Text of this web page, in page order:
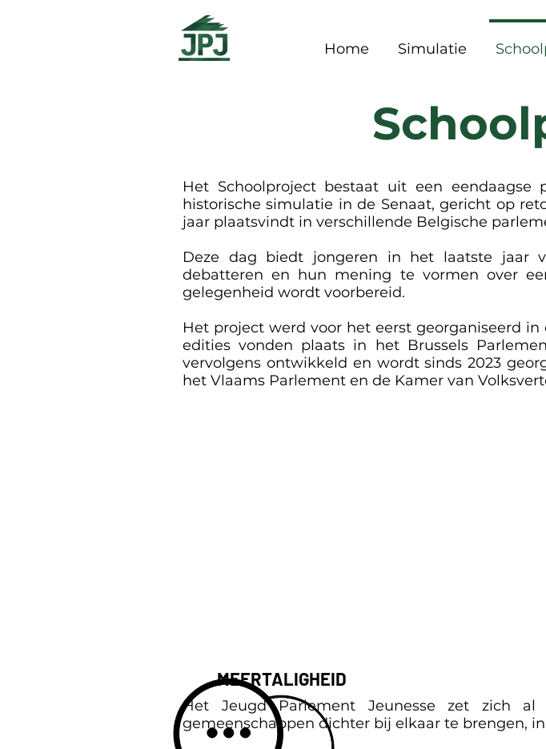
Home Simulatie
Het Schoolproject bestaat uit een
historische simulatie in de Senaat, gericht op
jaar plaatsvindt in verschillende Belgische
Deze dag biedt jongeren in het laatste jaar
debatteren en hun mening te vormen over
gelegenheid wordt voorbereid.
Het project werd voor het eerst georganiseerd
edities vonden plaats in het Brussels
vervolgens ontwikkeld en wordt sinds 2023
het Vlaams Parlement en de Kamer van
MEERTALIGHEID
Het Jeugd Parlement Jeunesse zet zich
gemeenschappen dichter bij elkaar te brengen,